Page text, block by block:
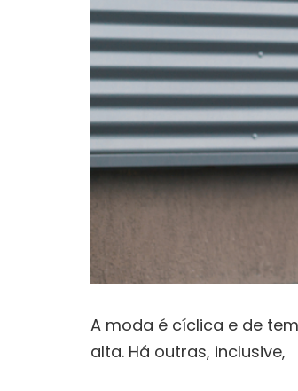
A moda é cíclica e de
alta. Há outras, inclusive,